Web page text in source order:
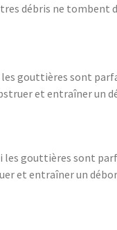
débris ne tombent
les gouttières sont
et entraîner un
les gouttières sont
et entraîner un